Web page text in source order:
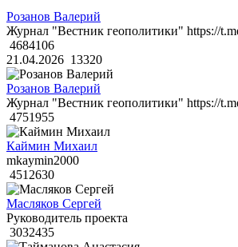
Розанов Валерий
Журнал "Вестник геополитики" https://
4684106
21.04.2026 13320
Розанов Валерий
Журнал "Вестник геополитики" https://
4751955
Каймин Михаил
mkaymin2000
4512630
Масляков Сергей
Руководитель проекта
3032435